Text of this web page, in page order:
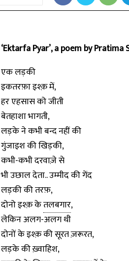
‘Ektarfa Pyar’, a poem by Pratima
एक लड़की
इकतरफ़ा इश्क़ में,
हर एहसास को जीती
बेतहाशा भागती,
लड़के ने कभी बन्द नहीं की
गुंजाइश की खिड़की,
कभी-कभी दरवाज़े से
भी उछाल देता.. उम्मीद की गेंद
लड़की की तरफ़,
दोनो इश्क़ केतलबगार,
लेकिन अलग-अलग थी
दोनों के इश्क़ की सूरत ज़रूरत,
लड़के की ख़्वाहिश,